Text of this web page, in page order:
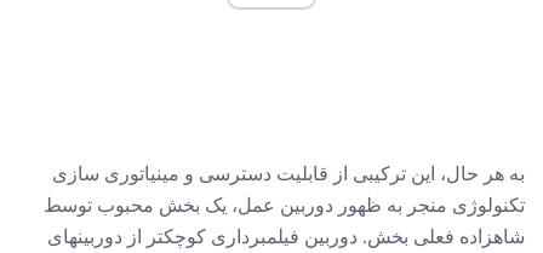
به هر حال، این ترکیبی از قابلیت دسترسی و مینیاتوری سازی
تکنولوژی منجر به ظهور دوربین عمل، یک بخش محبوب توسط
شاهزاده فعلی بخش. دوربین فیلمبرداری کوچکتر از دوربینهای